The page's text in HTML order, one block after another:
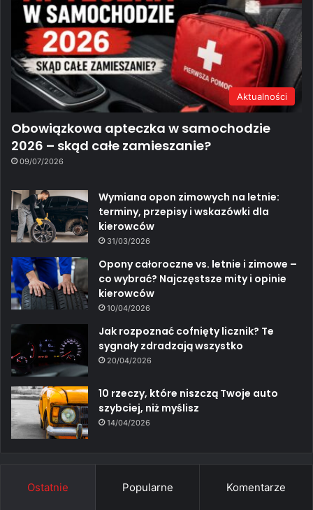
Aktualności
Obowiązkowa apteczka w samochodzie
2026 – skąd całe zamieszanie?
09/07/2026
Wymiana opon zimowych na letnie:
terminy, przepisy i wskazówki dla
kierowców
31/03/2026
Opony całoroczne vs. letnie i zimowe –
co wybrać? Najczęstsze mity i opinie
kierowców
10/04/2026
Jak rozpoznać cofnięty licznik? Te
sygnały zdradzają wszystko
20/04/2026
10 rzeczy, które niszczą Twoje auto
szybciej, niż myślisz
14/04/2026
Ostatnie Popularne Komentarze